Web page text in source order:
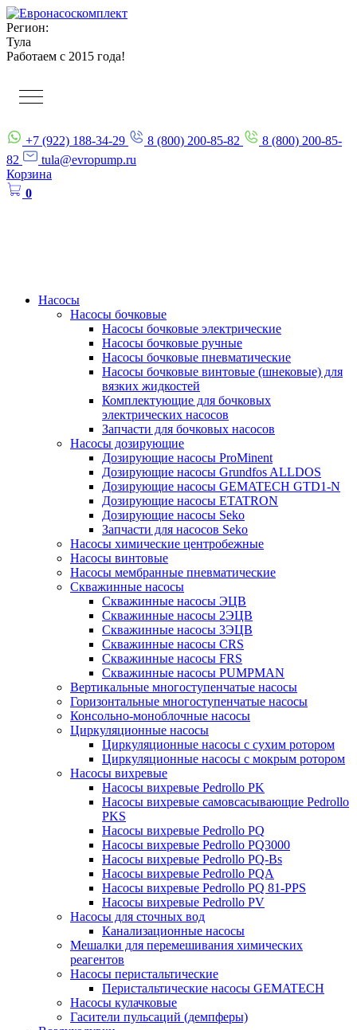
Регион:
Тула
Работаем с 2015 года!
+7 (922) 188-34-29 8 (800) 200-85-82
8 (800) 200-85-
82
tula@evropump.ru
Корзина
0
Насосы
Насосы бочковые
Насосы бочковые электрические
Насосы бочковые ручные
Насосы бочковые пневматические
Насосы бочковые винтовые (шнековые) для
вязких жидкостей
Комплектующие для бочковых
электрических насосов
Запчасти для бочковых насосов
Насосы дозирующие
Дозирующие насосы ProMinent
Дозирующие насосы Grundfos ALLDOS
Дозирующие насосы GEMATECH GTD1-N
Дозирующие насосы ETATRON
Дозирующие насосы Seko
Запчасти для насосов Seko
Насосы химические центробежные
Насосы винтовые
Насосы мембранные пневматические
Скважинные насосы
Скважинные насосы ЭЦВ
Скважинные насосы 2ЭЦВ
Скважинные насосы 3ЭЦВ
Скважинные насосы CRS
Скважинные насосы FRS
Скважинные насосы PUMPMAN
Вертикальные многоступенчатые насосы
Горизонтальные многоступенчатые насосы
Консольно-моноблочные насосы
Циркуляционные насосы
Циркуляционные насосы с сухим ротором
Циркуляционные насосы с мокрым ротором
Насосы вихревые
Насосы вихревые Pedrollo PK
Насосы вихревые самовсасывающие Pedrollo
PKS
Насосы вихревые Pedrollo PQ
Насосы вихревые Pedrollo PQ3000
Насосы вихревые Pedrollo PQ-Bs
Насосы вихревые Pedrollo PQA
Насосы вихревые Pedrollo PQ 81-PPS
Насосы вихревые Pedrollo PV
Насосы для сточных вод
Канализационные насосы
Мешалки для перемешивания химических
реагентов
Насосы перистальтические
Перистальтические насосы GEMATECH
Насосы кулачковые
Гасители пульсаций (демпферы)